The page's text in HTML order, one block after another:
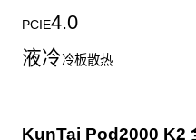
PCIE4.0
液冷冷板散热
KunTai Pod2000 K2